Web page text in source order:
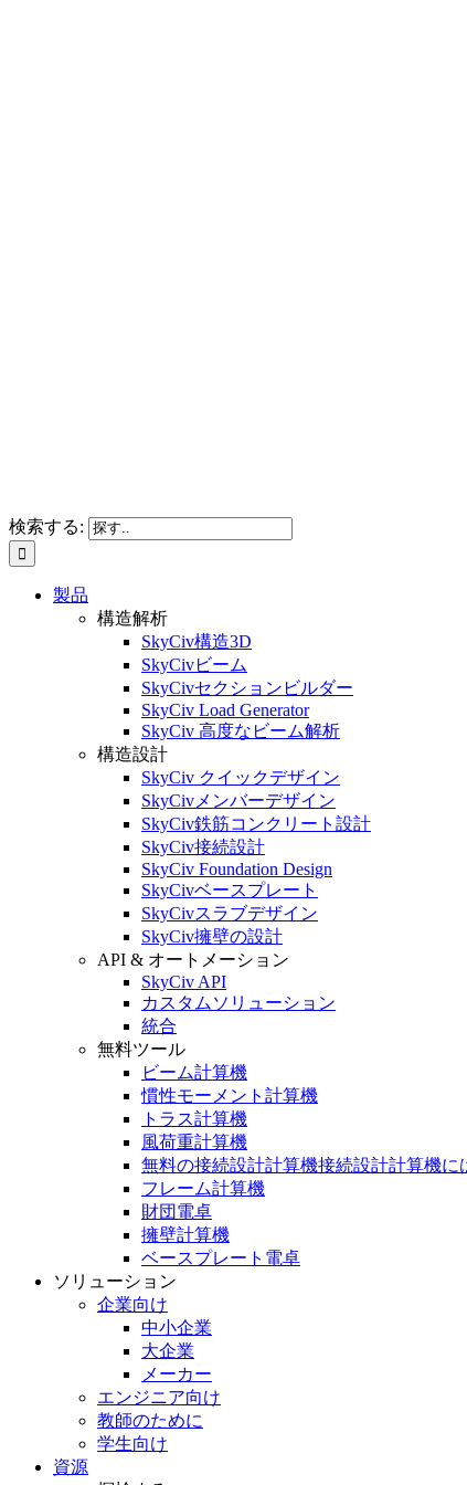
検索する:
製品
構造解析
SkyCiv構造3D
SkyCivビーム
SkyCivセクションビルダー
SkyCiv Load Generator
SkyCiv 高度なビーム解析
構造設計
SkyCiv クイックデザイン
SkyCivメンバーデザイン
SkyCiv鉄筋コンクリート設計
SkyCiv接続設計
SkyCiv Foundation Design
SkyCivベースプレート
SkyCivスラブデザイン
SkyCiv擁壁の設計
API & オートメーション
SkyCiv API
カスタムソリューション
統合
無料ツール
ビーム計算機
慣性モーメント計算機
トラス計算機
風荷重計算機
無料の接続設計計算機接続設計計算機
フレーム計算機
財団電卓
擁壁計算機
ベースプレート電卓
ソリューション
企業向け
中小企業
大企業
メーカー
エンジニア向け
教師のために
学生向け
資源